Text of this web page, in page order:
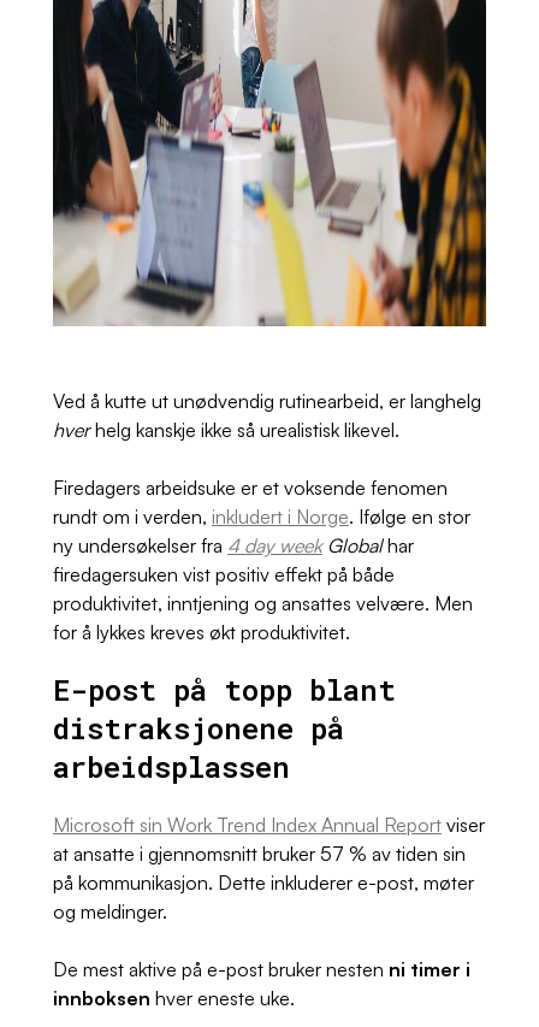
Ved å kutte ut unødvendig rutinearbeid, er langhelg
hverhelg kanskje ikke så urealistisk likevel.
Firedagers arbeidsuke er et voksende fenomen
rundt om i verden, inkludert i Norge. Ifølge en stor
ny undersøkelser fra 4 day week Global har
firedagersuken vist positiv effekt på både
produktivitet, inntjening og ansattes velvære. Men
for å lykkes kreves økt produktivitet.
E-post på topp blant
distraksjonene på
arbeidsplassen
Microsoft sin Work Trend Index Annual Report viser
at ansatte i gjennomsnitt bruker 57 % av tiden sin
på kommunikasjon. Dette inkluderer e-post, møter
og meldinger.
De mest aktive på e-post bruker nesten ni timer i
innboksen hver eneste uke.